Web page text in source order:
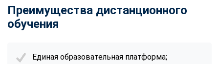
Преимущества дистанционного
обучения
Единая образовательная платформа;